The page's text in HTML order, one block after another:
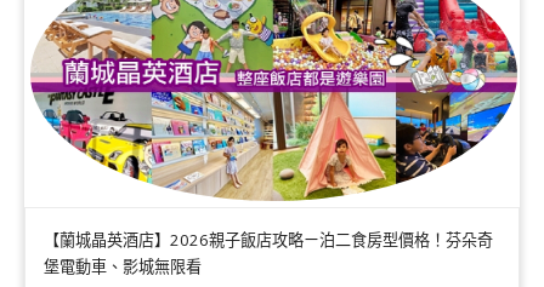
【蘭城晶英酒店】2026親子飯店攻略ㄧ泊二食房型價格！芬朵奇
堡電動車、影城無限看